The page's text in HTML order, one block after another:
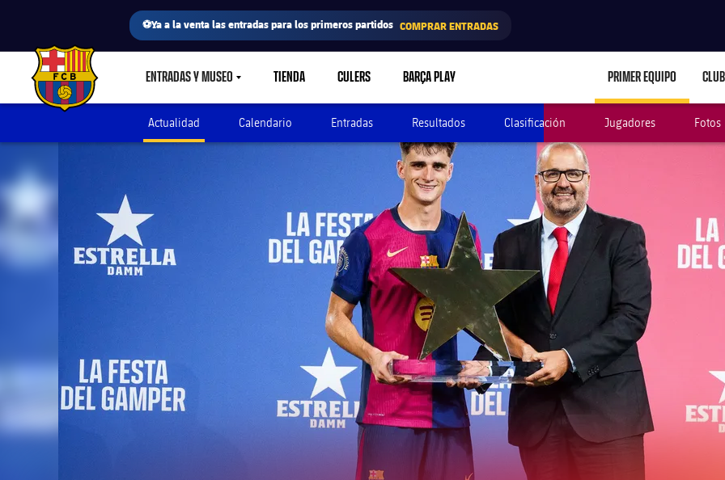
⚽Ya a la venta las entradas para los primeros partidos COMPRAR ENTRADAS
FC Barcelona club badge ENTRADAS Y MUSEOLABEL.SHARE.CARETDOWN
TIENDA CULERS BARÇA PLAY PRIMER EQUIPO CLUB
Actualidad Calendario Entradas Resultados Clasificación Jugadores Fotos